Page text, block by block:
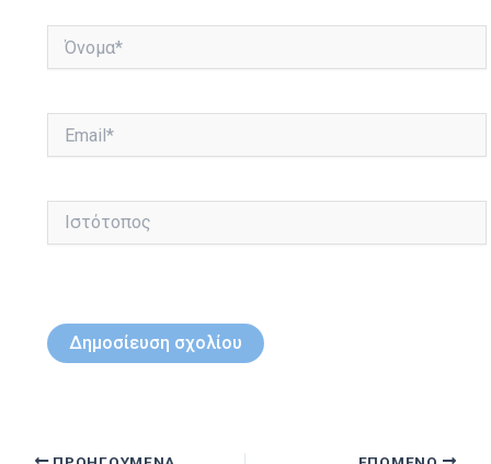
Όνομα*
Ιστότοπος